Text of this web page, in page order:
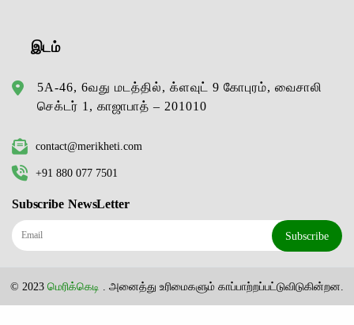
இடம்
5A-46, 6வது மடத்தில், க்ளவுட் 9 கோபுரம், வைசாலி
செக்டர் 1, காஜாபாத் – 201010
contact@merikheti.com
+91 880 077 7501
Subscribe NewsLetter
Subscribe
© 2023 மெரிக்கெடி . அனைத்து உரிமைகளும் காப்பாற்றப்பட்டுவிடுகின்றன.